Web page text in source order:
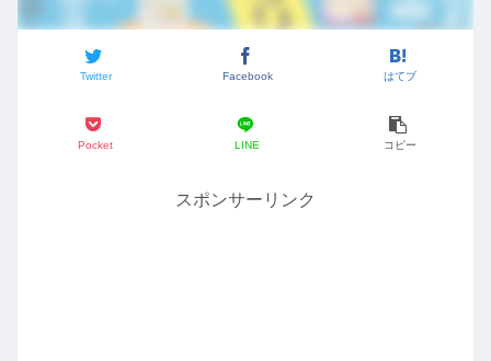
Twitter Facebook はてブ
Pocket LINE コピー
スポンサーリンク